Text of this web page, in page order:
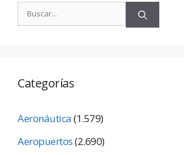
Categorías
Aeronáutica(1.579)
Aeropuertos(2.690)